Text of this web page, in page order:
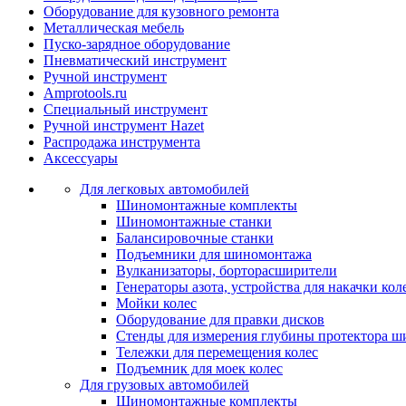
Оборудование для кузовного ремонта
Металлическая мебель
Пуско-зарядное оборудование
Пневматический инструмент
Ручной инструмент
Amprotools.ru
Специальный инструмент
Ручной инструмент Hazet
Распродажа инструмента
Аксессуары
Для легковых автомобилей
Шиномонтажные комплекты
Шиномонтажные станки
Балансировочные станки
Подъемники для шиномонтажа
Вулканизаторы, борторасширители
Генераторы азота, устройства для накачки
Мойки колес
Оборудование для правки дисков
Стенды для измерения глубины протектора
Тележки для перемещения колес
Подъемник для моек колеc
Для грузовых автомобилей
Шиномонтажные комплекты